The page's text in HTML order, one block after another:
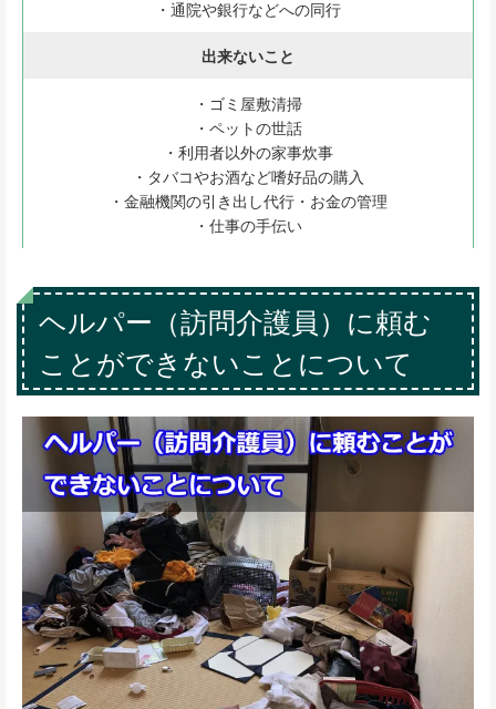
・通院や銀行などへの同行
出来ないこと
・ゴミ屋敷清掃
・ペットの世話
・利用者以外の家事炊事
・タバコやお酒など嗜好品の購入
・金融機関の引き出し代行・お金の管理
・仕事の手伝い
ヘルパー（訪問介護員）に頼む
ことができないことについて